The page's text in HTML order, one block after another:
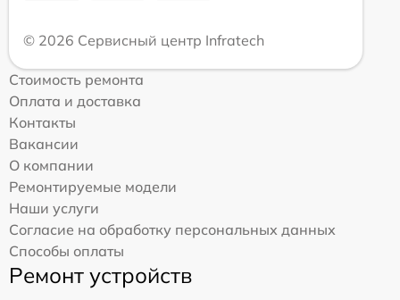
© 2026 Сервисный центр Infratech
Стоимость ремонта
Оплата и доставка
Контакты
Вакансии
О компании
Ремонтируемые модели
Наши услуги
Согласие на обработку персональных данных
Способы оплаты
Ремонт устройств